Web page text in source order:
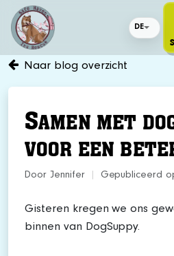
DE
Naar blog overzicht
SAMEN MET
VOOR EEN
Door Jennifer Gepubliceerd
Gisteren kregen we ons
binnen van DogSuppy.